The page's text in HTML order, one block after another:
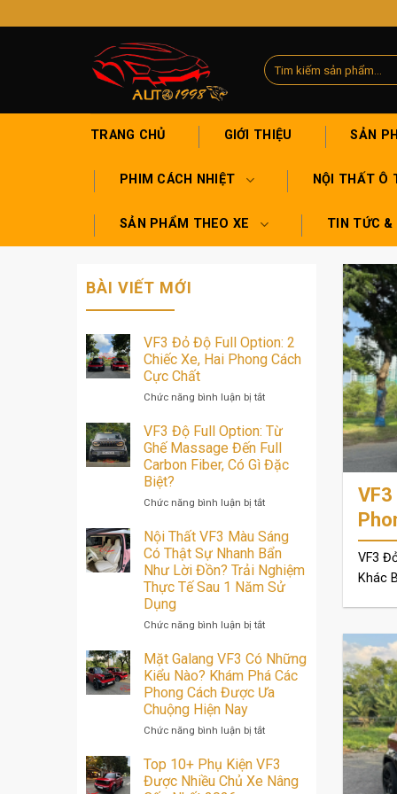
to
Tìm
kiếm:
TRANG CHỦ GIỚI THIỆU SẢN
PHIM CÁCH NHIỆT NỘI THẤT Ô
SẢN PHẨM THEO XE TIN TỨC &
BÀI VIẾT MỚI
VF3 Đỏ Độ Full Option: 2
Chiếc Xe, Hai Phong Cách
Cực Chất
Chức năng bình luận bị tắtở
Đỏ
Độ
Full
Option:
Chiếc
Hai
Phong
Cách
Cực
Chất
VF3 Độ Full Option: Từ
Ghế Massage Đến Full
Carbon Fiber, Có Gì Đặc
Biệt?
Chức năng bình luận bị tắtở
Độ
Full
Option:
Từ
Ghế
Đến
Carbon
Fiber,
Có
Gì
Biệt?
Nội Thất VF3 Màu Sáng
Có Thật Sự Nhanh Bẩn
Như Lời Đồn? Trải Nghiệm
Thực Tế Sau 1 Năm Sử
Dụng
Chức năng bình luận bị tắtở
Thất
VF3
Màu
Sáng
Thật
Nhanh
Bẩn
Như
Mặt Galang VF3 Có Những
Kiểu Nào? Khám Phá Các
Phong Cách Được Ưa
Chuộng Hiện Nay
Chức năng bình luận bị tắtở
Galang
VF3
Có
Top 10+ Phụ Kiện VF3
Được Nhiều Chủ Xe Nâng
VF3
Khác